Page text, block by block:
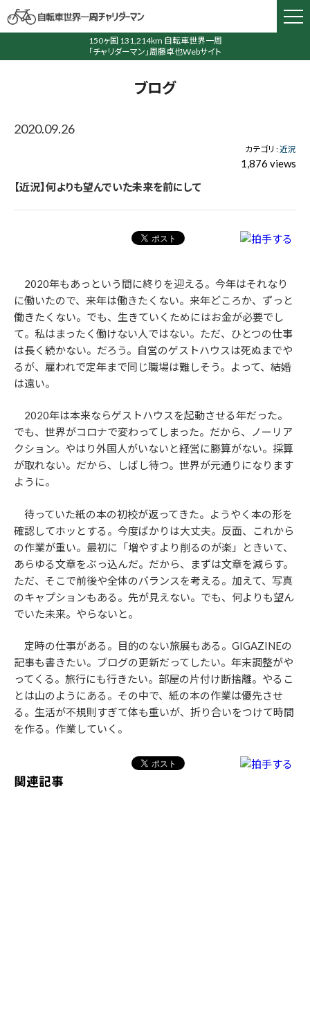
150ヶ国 131,214km 自転車世界一周
「チャリダーマン」周藤卓也Webサイト
ブログ
2020.09.26
カテゴリ :近況
1,876 views
【近況】何よりも望んでいた未来を前にして
2020年もあっという間に終りを迎える。今年はそれなり
に働いたので、来年は働きたくない。来年どころか、ずっと
働きたくない。でも、生きていくためにはお金が必要でし
て。私はまったく働けない人ではない。ただ、ひとつの仕事
は長く続かない。だろう。自営のゲストハウスは死ぬまでや
るが、雇われで定年まで同じ職場は難しそう。よって、結婚
は遠い。
2020年は本来ならゲストハウスを起動させる年だった。
でも、世界がコロナで変わってしまった。だから、ノーリア
クション。やはり外国人がいないと経営に勝算がない。採算
が取れない。だから、しばし待つ。世界が元通りになります
ように。
待っていた紙の本の初校が返ってきた。ようやく本の形を
確認してホッとする。今度ばかりは大丈夫。反面、これから
の作業が重い。最初に「増やすより削るのが楽」ときいて、
あらゆる文章をぶっ込んだ。だから、まずは文章を減らす。
ただ、そこで前後や全体のバランスを考える。加えて、写真
のキャプションもある。先が見えない。でも、何よりも望ん
でいた未来。やらないと。
定時の仕事がある。目的のない旅展もある。GIGAZINEの
記事も書きたい。ブログの更新だってしたい。年末調整がや
ってくる。旅行にも行きたい。部屋の片付け断捨離。やるこ
とは山のようにある。その中で、紙の本の作業は優先させ
る。生活が不規則すぎて体も重いが、折り合いをつけて時間
を作る。作業していく。
関連記事